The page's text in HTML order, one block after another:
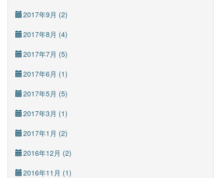
2017年9月 (2)
2017年8月 (4)
2017年7月 (5)
2017年6月 (1)
2017年5月 (5)
2017年3月 (1)
2017年1月 (2)
2016年12月 (2)
2016年11月 (1)